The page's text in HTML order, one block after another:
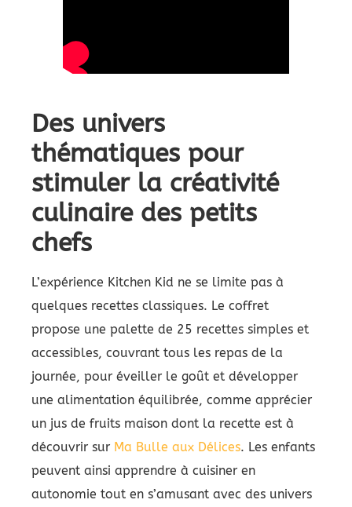
Des univers
thématiques pour
stimuler la créativité
culinaire des petits
chefs
L’expérience Kitchen Kid ne se limite pas à
quelques recettes classiques. Le coffret
propose une palette de 25 recettes simples et
accessibles, couvrant tous les repas de la
journée, pour éveiller le goût et développer
une alimentation équilibrée, comme apprécier
un jus de fruits maison dont la recette est à
découvrir sur Ma Bulle aux Délices. Les enfants
peuvent ainsi apprendre à cuisiner en
autonomie tout en s’amusant avec des univers